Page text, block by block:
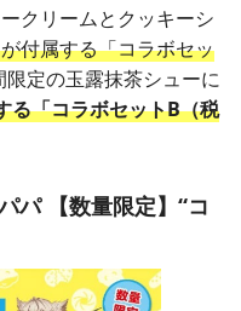
クリームとクッキーシ
付属する「コラボセッ
限定の玉露抹茶シューに
る「コラボセットB（税
パ 【数量限定】“コ